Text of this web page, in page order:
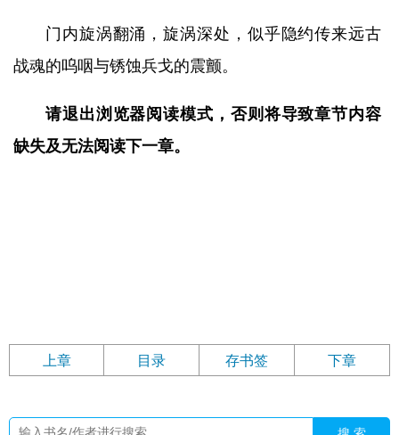
门内旋涡翻涌，旋涡深处，似乎隐约传来远古
战魂的呜咽与锈蚀兵戈的震颤。
请退出浏览器阅读模式，否则将导致章节内容
缺失及无法阅读下一章。
上章 目录 存书签 下章